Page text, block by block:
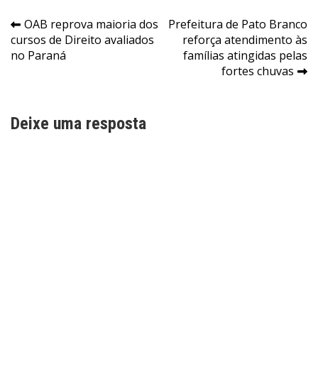
Navegação
de
OAB reprova maioria dos
cursos de Direito avaliados
no Paraná
Prefeitura de Pato Branco
reforça atendimento às
famílias atingidas pelas
fortes chuvas
Deixe uma resposta